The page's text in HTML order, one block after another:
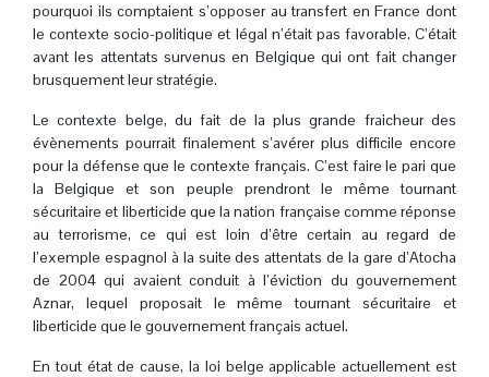
pourquoi ils comptaient s’opposer au transfert en France dont
le contexte socio-politique et légal n’était pas favorable. C’était
avant les attentats survenus en Belgique qui ont fait changer
brusquement leur stratégie.
Le contexte belge, du fait de la plus grande fraicheur des
évènements pourrait finalement s’avérer plus difficile encore
pour la défense que le contexte français. C’est faire le pari que
la Belgique et son peuple prendront le même tournant
sécuritaire et liberticide que la nation française comme réponse
au terrorisme, ce qui est loin d’être certain au regard de
l’exemple espagnol à la suite des attentats de la gare d’Atocha
de 2004 qui avaient conduit à l’éviction du gouvernement
Aznar, lequel proposait le même tournant sécuritaire et
liberticide que le gouvernement français actuel.
En tout état de cause, la loi belge applicable actuellement est